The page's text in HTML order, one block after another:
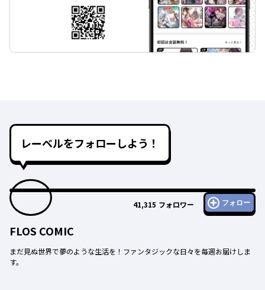
レーベルをフォローしよう！
41,315 フォロワー フォロー
FLOS COMIC
まだ見ぬ世界で夢のような生活を！ファンタジックな日々を毎週お届けしま
す。